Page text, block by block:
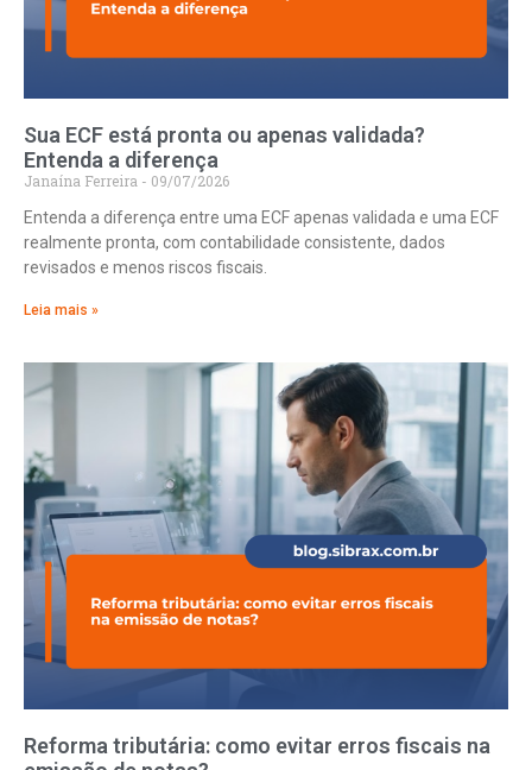
Sua ECF está pronta ou apenas validada?
Entenda a diferença
Janaína Ferreira
09/07/2026
Entenda a diferença entre uma ECF apenas validada e uma ECF
realmente pronta, com contabilidade consistente, dados
revisados e menos riscos fiscais.
Leia mais »
Reforma tributária: como evitar erros fiscais na